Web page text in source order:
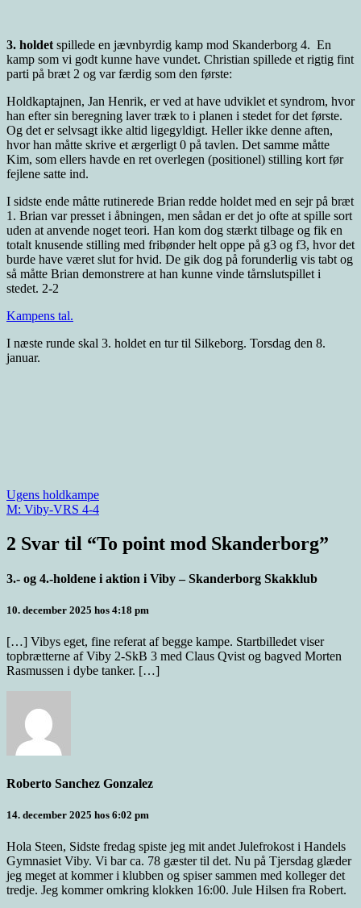
3. holdet spillede en jævnbyrdig kamp mod Skanderborg 4. En
kamp som vi godt kunne have vundet. Christian spillede et rigtig fint
parti på bræt 2 og var færdig som den første:
Holdkaptajnen, Jan Henrik, er ved at have udviklet et syndrom, hvor
han efter sin beregning laver træk to i planen i stedet for det første.
Og det er selvsagt ikke altid ligegyldigt. Heller ikke denne aften,
hvor han måtte skrive et ærgerligt 0 på tavlen. Det samme måtte
Kim, som ellers havde en ret overlegen (positionel) stilling kort før
fejlene satte ind.
I sidste ende måtte rutinerede Brian redde holdet med en sejr på bræt
1. Brian var presset i åbningen, men sådan er det jo ofte at spille sort
uden at anvende noget teori. Han kom dog stærkt tilbage og fik en
totalt knusende stilling med fribønder helt oppe på g3 og f3, hvor det
burde have været slut for hvid. De gik dog på forunderlig vis tabt og
så måtte Brian demonstrere at han kunne vinde tårnslutspillet i
stedet. 2-2
Kampens tal.
I næste runde skal 3. holdet en tur til Silkeborg. Torsdag den 8.
januar.
Indlægsnavigation
Ugens holdkampe
M: Viby-VRS 4-4
2 Svar til “To point mod Skanderborg”
3.- og 4.-holdene i aktion i Viby – Skanderborg Skakklub
10. december 2025 hos 4:18 pm
[…] Vibys eget, fine referat af begge kampe. Startbilledet viser
topbrætterne af Viby 2-SkB 3 med Claus Qvist og bagved Morten
Rasmussen i dybe tanker. […]
Roberto Sanchez Gonzalez
14. december 2025 hos 6:02 pm
Hola Steen, Sidste fredag spiste jeg mit andet Julefrokost i Handels
Gymnasiet Viby. Vi bar ca. 78 gæster til det. Nu på Tjersdag glæder
jeg meget at kommer i klubben og spiser sammen med kolleger det
tredje. Jeg kommer omkring klokken 16:00. Jule Hilsen fra Robert.